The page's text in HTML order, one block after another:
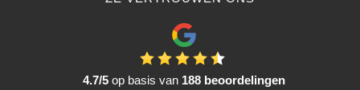
4.7/5 op basis van 188 beoordelingen